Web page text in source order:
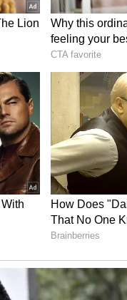
నిబంధన
పొందిన
తప్పనిసరిగా తమ
అందేలా ఈ విధానం అమలు